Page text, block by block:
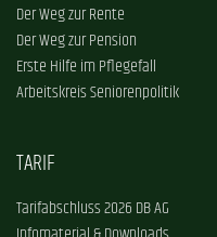
Der Weg zur Rente
Der Weg zur Pension
Erste Hilfe im Pflegefall
Arbeitskreis Seniorenpolitik
TARIF
Tarifabschluss 2026 DB AG